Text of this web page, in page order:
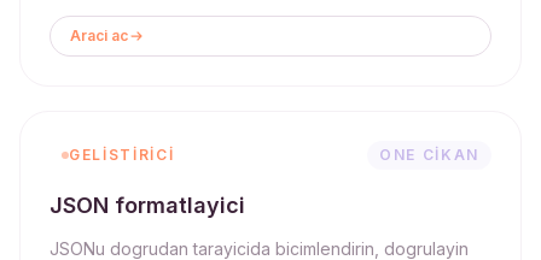
Araci ac
GELISTIRICI ONE CIKAN
JSON formatlayici
JSONu dogrudan tarayicida bicimlendirin, dogrulayin